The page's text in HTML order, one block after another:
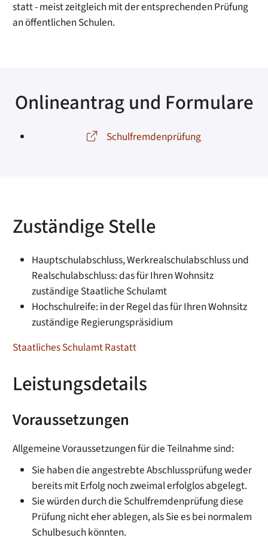
statt - meist zeitgleich mit der entsprechenden Prüfung
an öffentlichen Schulen.
Onlineantrag und Formulare
Schulfremdenprüfung
Zuständige Stelle
Hauptschulabschluss, Werkrealschulabschluss und
Realschulabschluss: das für Ihren Wohnsitz
zuständige Staatliche Schulamt
Hochschulreife: in der Regel das für Ihren Wohnsitz
zuständige Regierungspräsidium
Staatliches Schulamt Rastatt
Leistungsdetails
Voraussetzungen
Allgemeine Voraussetzungen für die Teilnahme sind:
Sie haben die angestrebte Abschlussprüfung weder
bereits mit Erfolg noch zweimal erfolglos abgelegt.
Sie würden durch die Schulfremdenprüfung diese
Prüfung nicht eher ablegen, als Sie es bei normalem
Schulbesuch könnten.